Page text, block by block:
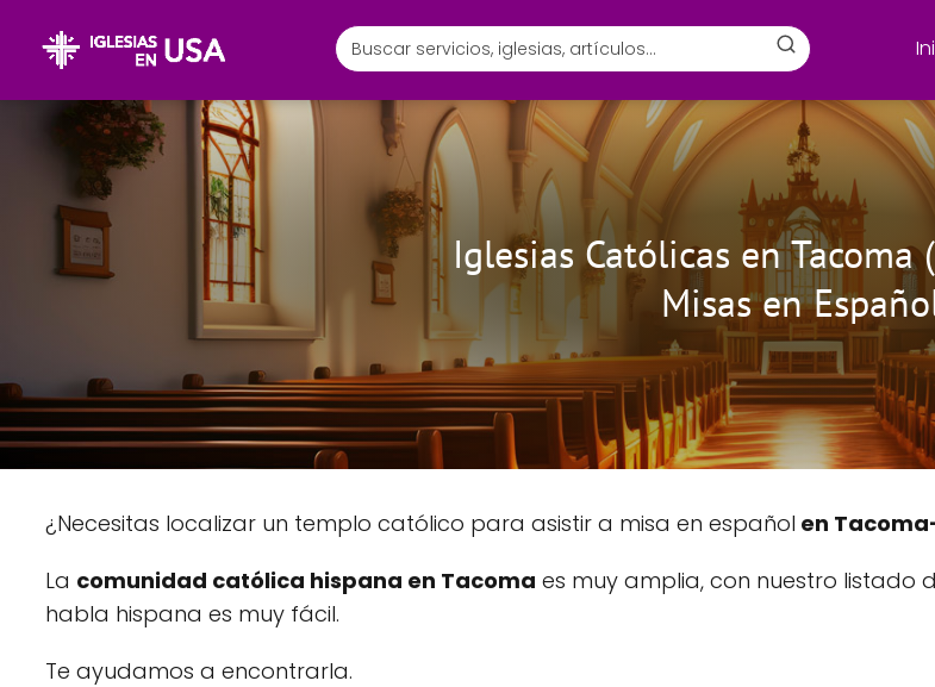
Iglesias Católicas en Tacoma
Misas en
¿Necesitas localizar un templo católico para asistir a misa en español en
La comunidad católica hispana en Tacoma es muy amplia, con nuestro listado
habla hispana es muy fácil.
Te ayudamos a encontrarla.